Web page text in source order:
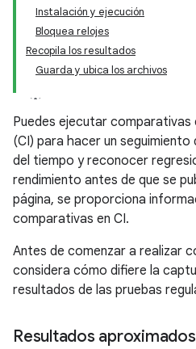
Instalación y ejecución
Bloquea relojes
Recopila los resultados
Guarda y ubica los archivos
Puedes ejecutar comparativas
(CI) para hacer un
del tiempo y reconocer
rendimiento antes de que se
página, se proporciona
comparativas en CI.
Antes de comenzar a realizar
considera cómo difiere la
resultados de las pruebas
Resultados aproximados